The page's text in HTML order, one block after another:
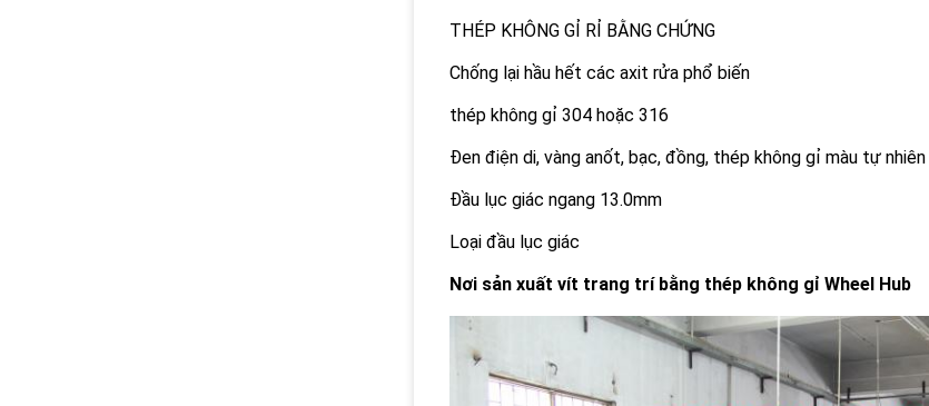
THÉP KHÔNG GỈ RỈ BẰNG CHỨNG
Chống lại hầu hết các axit rửa phổ biến
thép không gỉ 304 hoặc 316
Đen điện di, vàng anốt, bạc, đồng, thép không gỉ màu tự nhiên
Đầu lục giác ngang 13.0mm
Loại đầu lục giác
Nơi sản xuất vít trang trí bằng thép không gỉ Wheel Hub